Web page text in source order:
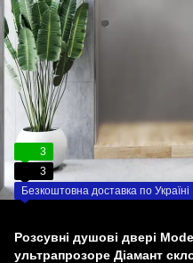
3
3
Безкоштовна доставка по Україні
Розсувні душові двері
ультрапрозоре Діамант